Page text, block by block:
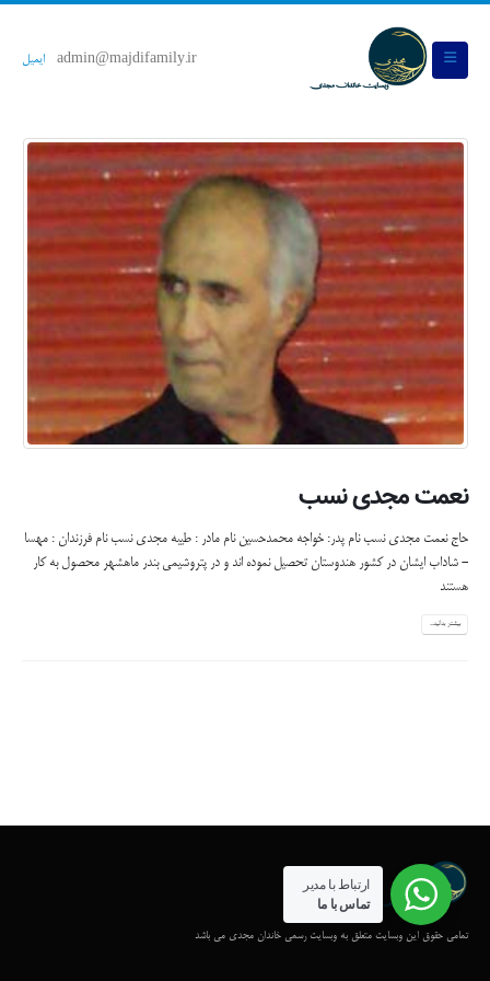
admin@majdifamily.ir ایمیل
نعمت مجدی نسب
حاج نعمت مجدی نسب نام پدر: خواجه محمدحسین نام مادر : طیبه مجدی نسب نام فرزندان : مهسا
- شاداب ایشان در کشور هندوستان تحصیل نموده اند و در پتروشیمی بندر ماهشهر محصول به کار
هستند
بیشتر بدانید...
تمامی حقوق این وبسایت متعلق به وبسایت رسمی خاندان مجدی می باشد
ارتباط با مدیر
تماس با ما